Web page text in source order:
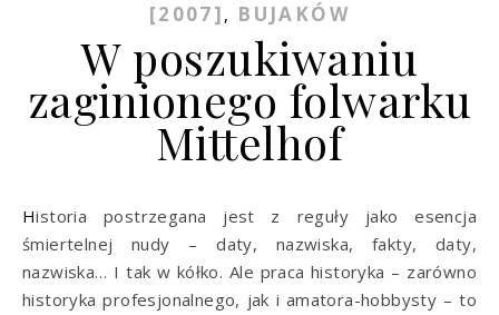
[2007] , BUJAKÓW
W poszukiwaniu
zaginionego folwarku
Mittelhof
Historia postrzegana jest z reguły jako esencja
śmiertelnej nudy – daty, nazwiska, fakty, daty,
nazwiska… I tak w kółko. Ale praca historyka – zarówno
historyka profesjonalnego, jak i amatora-hobbysty – to